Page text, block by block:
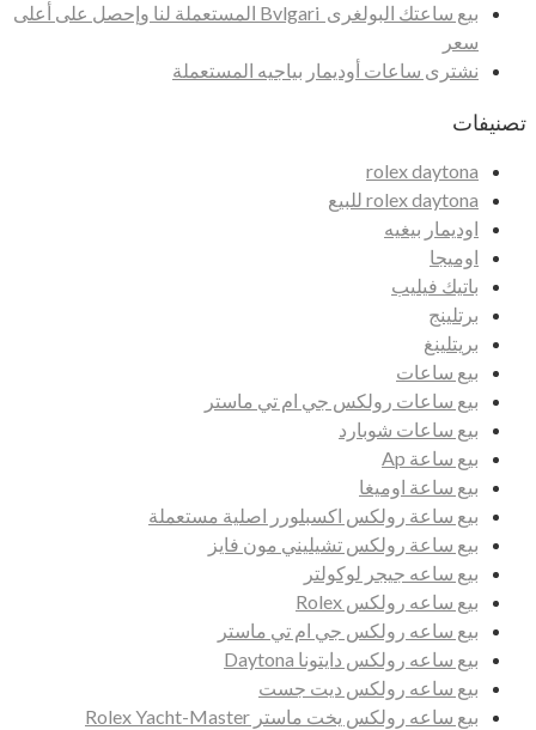
بيع ساعتك البولغرى Bvlgari المستعملة لنا وإحصل على أعلى
سعر
نشترى ساعات أوديمار بياجيه المستعملة
تصنيفات
rolex daytona
rolex daytona للبيع
اوديمار بيغيه
اوميجا
باتيك فيليب
برتلينج
بريتلينغ
بيع ساعات
بيع ساعات رولكس جي ام تي ماستر
بيع ساعات شوبارد
بيع ساعة Ap
بيع ساعة اوميغا
بيع ساعة رولكس اكسبلورر اصلية مستعملة
بيع ساعة رولكس تشيليني مون فايز
بيع ساعه جيجر لوكولتر
بيع ساعه رولكس Rolex
بيع ساعه رولكس جي ام تي ماستر
بيع ساعه رولكس دايتونا Daytona
بيع ساعه رولكس ديت جست
بيع ساعه رولكس يخت ماستر Rolex Yacht-Master